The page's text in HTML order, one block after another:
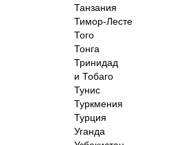
Танзания
Тимор-Лесте
Того
Тонга
Тринидад
и Тобаго
Тунис
Туркмения
Турция
Уганда